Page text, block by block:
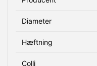
Diameter
Hæftning
Colli